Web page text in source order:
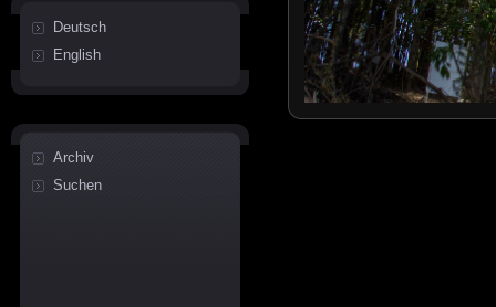
Deutsch
English
Archiv
Suchen